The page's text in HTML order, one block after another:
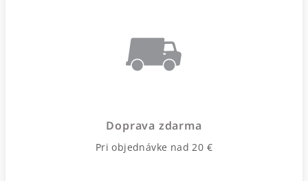
Doprava zdarma
Pri objednávke nad 20 €